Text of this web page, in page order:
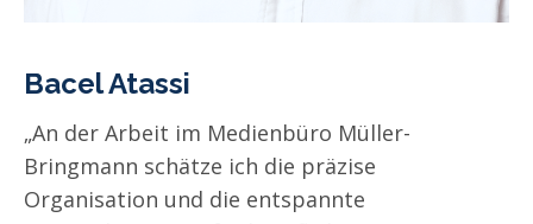
Bacel Atassi
„An der Arbeit im Medienbüro Müller-
Bringmann schätze ich die präzise
Organisation und die entspannte